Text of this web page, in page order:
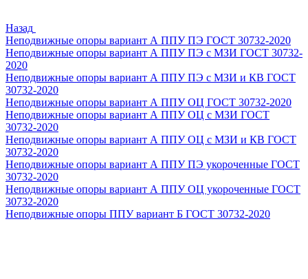
Назад
Неподвижные опоры вариант А ППУ ПЭ ГОСТ 30732-2020
Неподвижные опоры вариант А ППУ ПЭ с МЗИ ГОСТ 30732-
2020
Неподвижные опоры вариант А ППУ ПЭ с МЗИ и КВ ГОСТ
30732-2020
Неподвижные опоры вариант А ППУ ОЦ ГОСТ 30732-2020
Неподвижные опоры вариант А ППУ ОЦ с МЗИ ГОСТ
30732-2020
Неподвижные опоры вариант А ППУ ОЦ с МЗИ и КВ ГОСТ
30732-2020
Неподвижные опоры вариант А ППУ ПЭ укороченные ГОСТ
30732-2020
Неподвижные опоры вариант А ППУ ОЦ укороченные ГОСТ
30732-2020
Неподвижные опоры ППУ вариант Б ГОСТ 30732-2020